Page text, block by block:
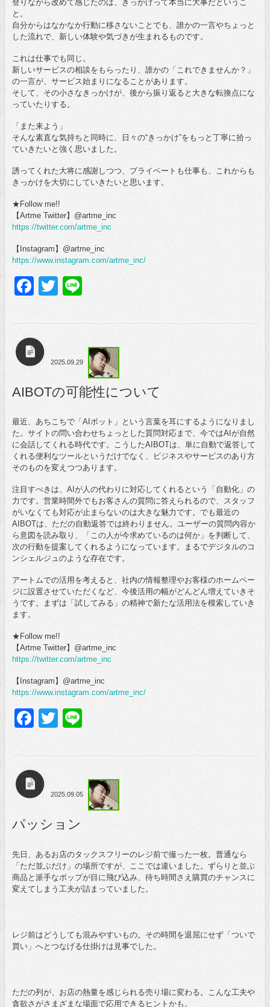
登りながら改めて感じたのは、きっかけって本当に大事だというこ
と。
自分からはなかなか行動に移さないことでも、誰かの一言やちょっと
した流れで、新しい体験や気づきが生まれるものです。
これは仕事でも同じ。
新しいサービスの相談をもらったり、誰かの「これできませんか？」
の一言が、サービス始まりになることがあります。
そして、その小さなきっかけが、後から振り返ると大きな転換点にな
っていたりする。
「また来よう」
そんな素直な気持ちと同時に、日々の“きっかけ”をもっと丁寧に拾っ
ていきたいと強く思いました。
誘ってくれた大将に感謝しつつ、プライベートも仕事も、これからも
きっかけを大切にしていきたいと思います。
★Follow me!!
【Artme Twitter】@artme_inc
https://twitter.com/artme_inc
【Instagram】@artme_inc
https://www.instagram.com/artme_inc/
Facebook
Twitter
Line
2025.09.29
AIBOTの可能性について
最近、あちこちで「AIボット」という言葉を耳にするようになりまし
た。サイトの問い合わせちょっとした質問対応まで、今ではAIが自然
に会話してくれる時代です。こうしたAIBOTは、単に自動で返答して
くれる便利なツールというだけでなく、ビジネスやサービスのあり方
そのものを変えつつあります。
注目すべきは、AIが人の代わりに対応してくれるという「自動化」の
力です。営業時間外でもお客さんの質問に答えられるので、スタッフ
がいなくても対応が止まらないのは大きな魅力です。でも最近の
AIBOTは、ただの自動返答では終わりません。ユーザーの質問内容か
ら意図を読み取り、「この人が今求めているのは何か」を判断して、
次の行動を提案してくれるようになっています。まるでデジタルのコ
ンシェルジュのような存在です。
アートムでの活用を考えると、社内の情報整理やお客様のホームペー
ジに設置させていただくなど、今後活用の幅がどんどん増えていきそ
うです。まずは「試してみる」の精神で新たな活用法を模索していき
ます。
★Follow me!!
【Artme Twitter】@artme_inc
https://twitter.com/artme_inc
【Instagram】@artme_inc
https://www.instagram.com/artme_inc/
Facebook
Twitter
2025.09.05
パッション
先日、あるお店のタックスフリーのレジ前で撮った一枚。普通なら
「ただ並ぶだけ」の場所ですが、ここでは違いました。ずらりと並ぶ
商品と派手なポップが目に飛び込み、待ち時間さえ購買のチャンスに
変えてしまう工夫が詰まっていました。
レジ前はどうしても混みやすいもの。その時間を退屈にせず「ついで
買い」へとつなげる仕掛けは見事でした。
ただの列が、お店の熱量を感じられる売り場に変わる。こんな工夫や
貪欲さがさまざまな場面で応用できるヒントかも。